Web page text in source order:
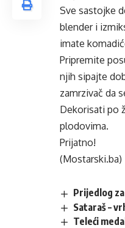
Sve sastojke
blender i
imate
Pripremite
njih sipajte
zamrzivač da
Dekorisati po
plodovima.
Prijatno!
(Mostarski.ba)
Prijedlog
Sataraš –
Teleći